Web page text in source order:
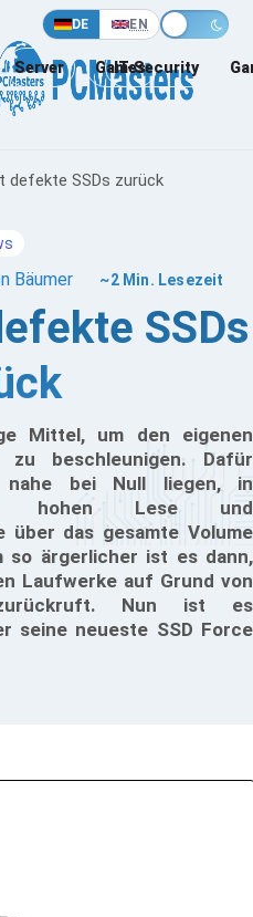
DE EN
Server Games
IT-Security
defekte SSDs zurück
Bäumer ~2 Min. Lesezeit
SSDs
Mittel, um den eigenen
beschleunigen. Dafür
nahe bei Null liegen, in
hohen Lese und
über das gesamte Volume
so ärgerlicher ist es dann,
Laufwerke auf Grund von
zurückruft. Nun ist es
seine neueste SSD Force